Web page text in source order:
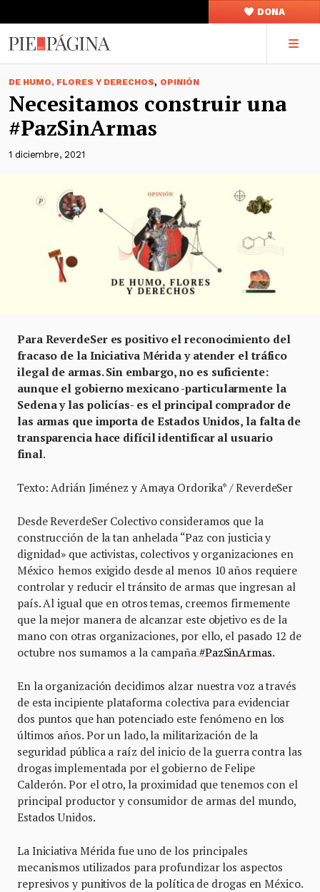
DONA
DE HUMO, FLORES Y DERECHOS, OPINIÓN
Necesitamos construir una
#PazSinArmas
1 diciembre, 2021
Para ReverdeSer es positivo el reconocimiento del
fracaso de la Iniciativa Mérida y atender el tráfico
ilegal de armas. Sin embargo, no es suficiente:
aunque el gobierno mexicano -particularmente la
Sedena y las policías- es el principal comprador de
las armas que importa de Estados Unidos, la falta de
transparencia hace difícil identificar al usuario
final.
Texto: Adrián Jiménez y Amaya Ordorika* / ReverdeSer
Desde ReverdeSer Colectivo consideramos que la
construcción de la tan anhelada “Paz con justicia y
dignidad» que activistas, colectivos y organizaciones en
México hemos exigido desde al menos 10 años requiere
controlar y reducir el tránsito de armas que ingresan al
país. Al igual que en otros temas, creemos firmemente
que la mejor manera de alcanzar este objetivo es de la
mano con otras organizaciones, por ello, el pasado 12 de
octubre nos sumamos a la campaña#PazSinArmas.
En la organización decidimos alzar nuestra voz a través
de esta incipiente plataforma colectiva para evidenciar
dos puntos que han potenciado este fenómeno en los
últimos años. Por un lado, la militarización de la
seguridad pública a raíz del inicio de la guerra contra las
drogas implementada por el gobierno de Felipe
Calderón. Por el otro, la proximidad que tenemos con el
principal productor y consumidor de armas del mundo,
Estados Unidos.
La Iniciativa Mérida fue uno de los principales
mecanismos utilizados para profundizar los aspectos
represivos y punitivos de la política de drogas en México.